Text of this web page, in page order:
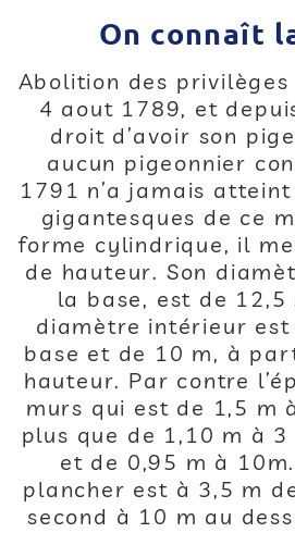
On connaît
Abolition des
4 aout 1789, et
droit d’avoir son
aucun pigeonnier
1791 n’a jamais
gigantesques de ce
forme cylindrique, il
de hauteur. Son
la base, est de 12,5
diamètre intérieur est
base et de 10 m, à
hauteur. Par contre
murs qui est de 1,5 m
plus que de 1,10 m à
et de 0,95 m à
plancher est à 3,5 m
second à 10 m au